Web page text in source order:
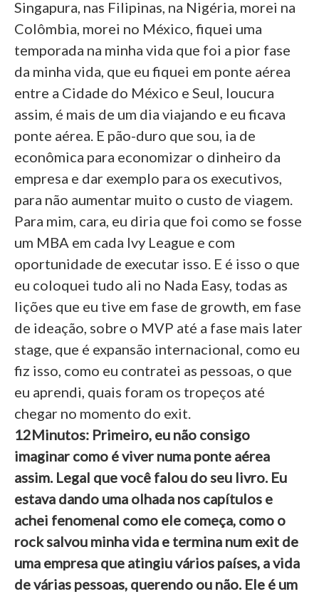
Singapura, nas Filipinas, na Nigéria, morei na
Colômbia, morei no México, fiquei uma
temporada na minha vida que foi a pior fase
da minha vida, que eu fiquei em ponte aérea
entre a Cidade do México e Seul, loucura
assim, é mais de um dia viajando e eu ficava
ponte aérea. E pão-duro que sou, ia de
econômica para economizar o dinheiro da
empresa e dar exemplo para os executivos,
para não aumentar muito o custo de viagem.
Para mim, cara, eu diria que foi como se fosse
um MBA em cada Ivy League e com
oportunidade de executar isso. E é isso o que
eu coloquei tudo ali no Nada Easy, todas as
lições que eu tive em fase de growth, em fase
de ideação, sobre o MVP até a fase mais later
stage, que é expansão internacional, como eu
fiz isso, como eu contratei as pessoas, o que
eu aprendi, quais foram os tropeços até
chegar no momento do exit.
12Minutos: Primeiro, eu não consigo
imaginar como é viver numa ponte aérea
assim. Legal que você falou do seu livro. Eu
estava dando uma olhada nos capítulos e
achei fenomenal como ele começa, como o
rock salvou minha vida e termina num exit de
uma empresa que atingiu vários países, a vida
de várias pessoas, querendo ou não. Ele é um